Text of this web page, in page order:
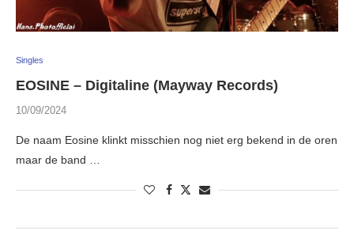
Singles
EOSINE – Digitaline (Mayway Records)
10/09/2024
De naam Eosine klinkt misschien nog niet erg bekend in de oren
maar de band …